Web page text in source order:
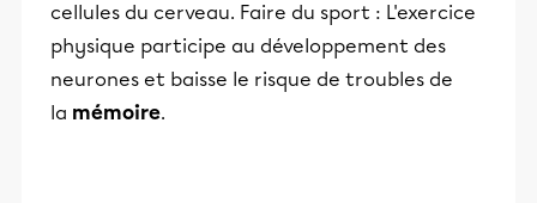
cellules du cerveau. Faire du sport : L'exercice
physique participe au développement des
neurones et baisse le risque de troubles de
la mémoire.